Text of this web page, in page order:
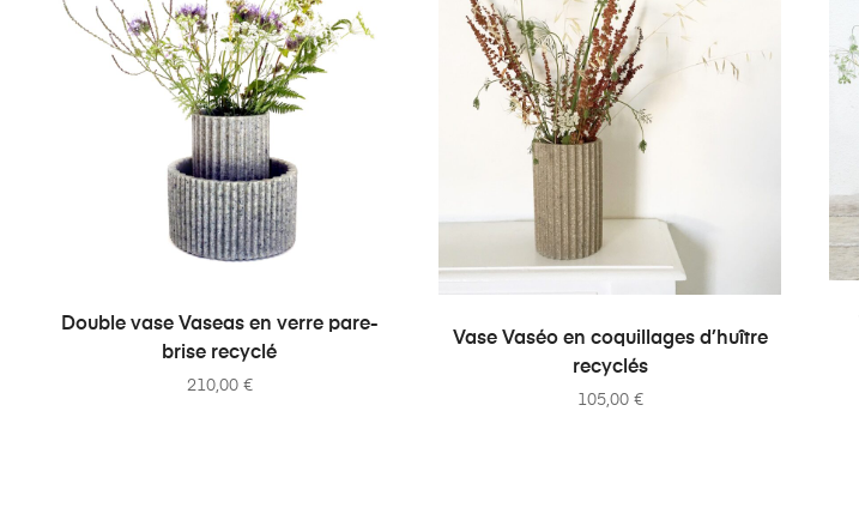
AJOUTER AU PANIER
Double vase Vaseas en verre pare-
brise recyclé
210,00 €
AJOUTER AU PANIER
Vase Vaséo en coquillages d’huître
recyclés
105,00 €